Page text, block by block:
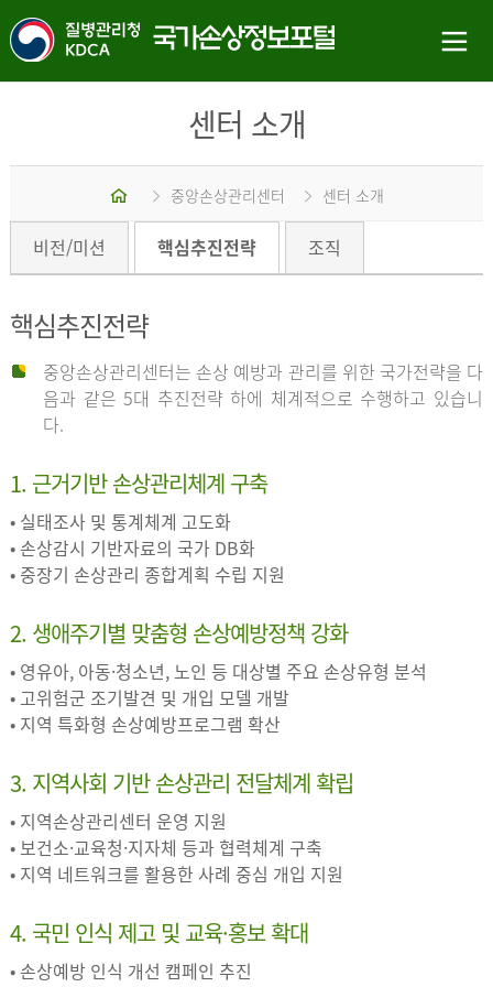
센터 소개
중앙손상관리센터 센터 소개
비전/미션 핵심추진전략 조직
핵심추진전략
중앙손상관리센터는 손상 예방과 관리를 위한 국가전략을 다
음과 같은 5대 추진전략 하에 체계적으로 수행하고 있습니
다.
1. 근거기반 손상관리체계 구축
• 실태조사 및 통계체계 고도화
• 손상감시 기반자료의 국가 DB화
• 중장기 손상관리 종합계획 수립 지원
2. 생애주기별 맞춤형 손상예방정책 강화
• 영유아, 아동·청소년, 노인 등 대상별 주요 손상유형 분석
• 고위험군 조기발견 및 개입 모델 개발
• 지역 특화형 손상예방프로그램 확산
3. 지역사회 기반 손상관리 전달체계 확립
• 지역손상관리센터 운영 지원
• 보건소·교육청·지자체 등과 협력체계 구축
• 지역 네트워크를 활용한 사례 중심 개입 지원
4. 국민 인식 제고 및 교육·홍보 확대
• 손상예방 인식 개선 캠페인 추진